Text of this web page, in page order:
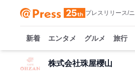
プレスリリース/
新着 エンタメ グルメ 旅行
株式会社珠屋櫻山